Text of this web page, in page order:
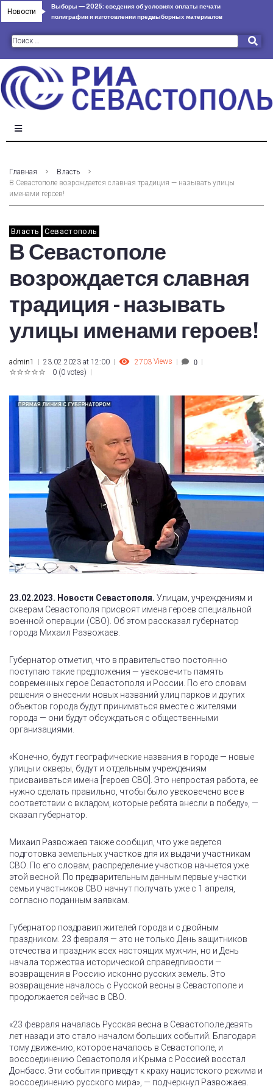
Новости
Сергей Меняйло: «Севастополь, Крым и Черноморский
флот всегда остаются в сердце моем»
Выборы — 2025: сведения об условиях оплаты печати
полиграфии и изготовлении предвыборных материалов
Изумрудный скандал в Севастополе!!!
Более ста тысяч севастопольцев уже выбрали
президента
Главная
Власть
В Севастополе возрождается славная традиция — называть улицы
именами героев!
Власть Севастополь
В Севастополе
возрождается славная
традиция - называть
улицы именами героев!
admin1 23.02.2023 at 12:00 2703 Views 0
0 (0 votes)
23.02.2023. Новости Севастополя. Улицам, учреждениям и
скверам Севастополя присвоят имена героев специальной
военной операции (СВО). Об этом рассказал губернатор
города Михаил Развожаев.
Губернатор отметил, что в правительство постоянно
поступаю такие предложения — увековечить память
современных герое Севастополя и России. По его словам
решения о внесении новых названий улиц парков и других
объектов города будут приниматься вместе с жителями
города — они будут обсуждаться с общественными
организациями.
«Конечно, будут географические названия в городе — новые
улицы и скверы, будут и отдельным учреждениям
присваиваться имена [героев СВО]. Это непростая работа, ее
нужно сделать правильно, чтобы было увековечено все в
соответствии с вкладом, которые ребята внесли в победу», —
сказал губернатор.
Михаил Развожаев также сообщил, что уже ведется
подготовка земельных участков для их выдачи участникам
СВО. По его словам, распределение участков начнется уже
этой весной. По предварительным данным первые участки
семьи участников СВО начнут получать уже с 1 апреля,
согласно поданным заявкам.
Губернатор поздравил жителей города и с двойным
праздником. 23 февраля — это не только День защитников
отечества и праздник всех настоящих мужчин, но и День
начала торжества исторической справедливости —
возвращения в Россию исконно русских земель. Это
возвращение началось с Русской весны в Севастополе и
продолжается сейчас в СВО.
«23 февраля началась Русская весна в Севастополе девять
лет назад и это стало началом больших событий. Благодаря
тому движению, которое началось в Севастополе, и
воссоединению Севастополя и Крыма с Россией восстал
Донбасс. Эти события приведут к краху нацистского режима и
воссоединению русского мира», — подчеркнул Развожаев.